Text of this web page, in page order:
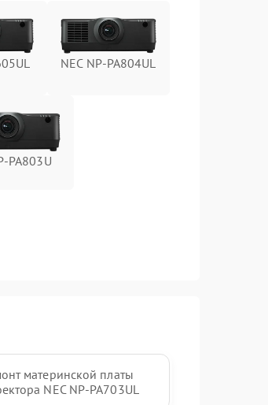
NEC NP-PA804UL
PA803U
материнской платы
NEC NP-PA703UL